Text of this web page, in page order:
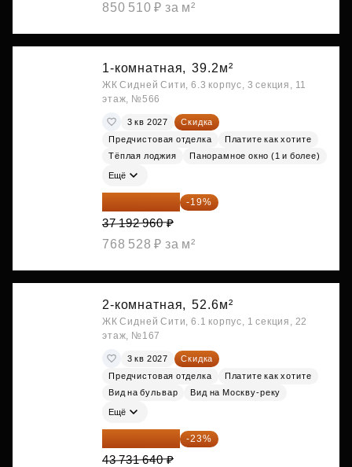
850 510 ₽ за м²
1-комнатная, 39.2м²
ЖК Сидней Сити, 6.3 корпус, 3 секция, 11
этаж, №566
3 кв 2027
Скидка
Предчистовая отделка
Платите как хотите
Тёплая лоджия
Панорамное окно (1 и более)
Ещё
30 126 298 ₽ -19%
37 192 960 ₽
768 528 ₽ за м²
2-комнатная, 52.6м²
ЖК Сидней Сити, 6.1 корпус, 1 секция, 22
этаж, №167
3 кв 2027
Скидка
Предчистовая отделка
Платите как хотите
Вид на бульвар
Вид на Москву-реку
Ещё
33 673 363 ₽ -23%
43 731 640 ₽